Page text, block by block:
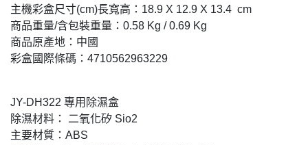
主機彩盒尺寸(cm)長寬高：18.9 X 12.9 X 13.4 cm
商品重量/含包裝重量：0.58 Kg / 0.69 Kg
商品原產地：中國
彩盒國際條碼：4710562963229
JY-DH322 專用除濕盒
除濕材料： 二氧化矽 Sio2
主要材質：ABS